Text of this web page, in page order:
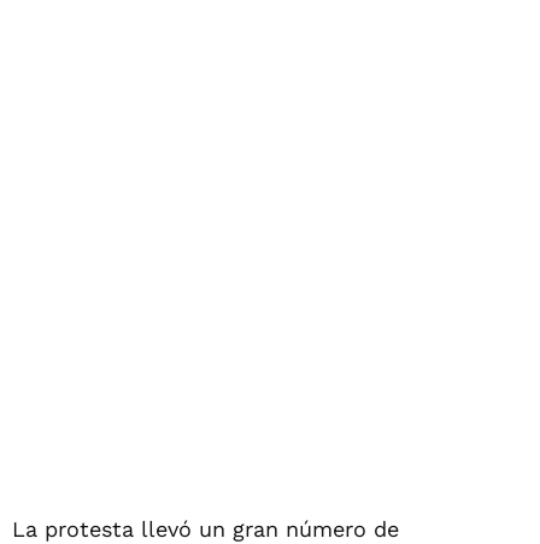
La protesta llevó un gran número de